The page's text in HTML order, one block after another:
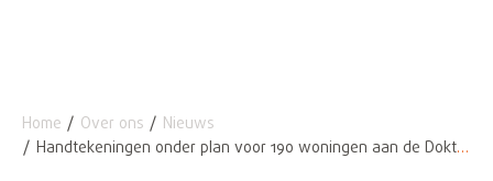
Home Over ons
Nieuws
Handtekeningen onder plan voor 190 woningen aan de Dokter Wallerstraat